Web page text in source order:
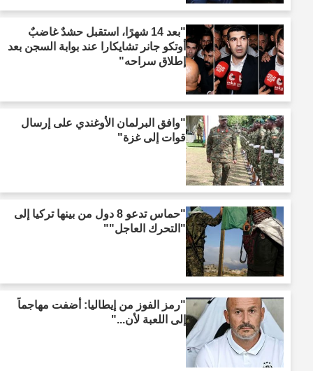
"بعد 14 شهرًا، استقبل حشدٌ غاضبٌ
أوتكو جانر تشايكارا عند بوابة السجن بعد
إطلاق سراحه"
"وافق البرلمان الأوغندي على إرسال
قوات إلى غزة"
"حماس تدعو 8 دول من بينها تركيا إلى
"التحرك العاجل""
"رمز الفوز من إيطاليا: أضفت مهاجماً
إلى اللعبة لأن..."